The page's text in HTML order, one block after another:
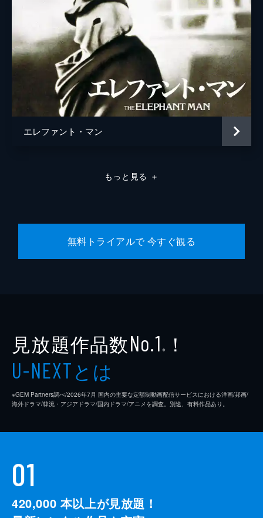
エレファント・マン
もっと見る ＋
無料トライアルで 今すぐ観る
見放題作品数No.1 ※ ！
U-NEXTとは
※GEM Partners調べ/2026年7⽉ 国内の主要な定額制動画配信サービスにおける洋画/邦画/
海外ドラマ/韓流・アジアドラマ/国内ドラマ/アニメを調査。別途、有料作品あり。
01
420,000 本以上が見放題！